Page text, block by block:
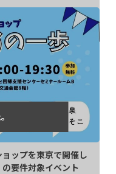
ョップを東京で開催し
要件対象イベント